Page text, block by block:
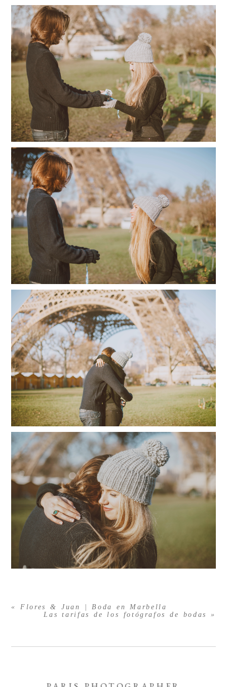
«
Flores & Juan | Boda en Marbella
Las tarifas de los fotógrafos de bodas
»